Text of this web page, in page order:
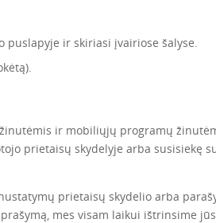
puslapyje ir skiriasi įvairiose šalyse.
ir mobiliųjų programų
prietaisų skydelyje arba susisiekę
prietaisų skydelio arba
mes visam laikui ištrinsime